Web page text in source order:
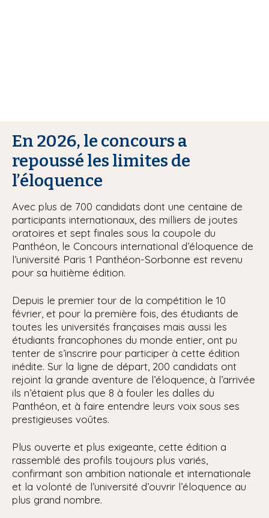
En 2026, le concours a
repoussé les limites de
l’éloquence
Avec plus de 700 candidats dont une centaine de
participants internationaux, des milliers de joutes
oratoires et sept finales sous la coupole du
Panthéon, le Concours international d’éloquence de
l’université Paris 1 Panthéon-Sorbonne est revenu
pour sa huitième édition.
Depuis le premier tour de la compétition le 10
février, et pour la première fois, des étudiants de
toutes les universités françaises mais aussi les
étudiants francophones du monde entier, ont pu
tenter de s’inscrire pour participer à cette édition
inédite. Sur la ligne de départ, 200 candidats ont
rejoint la grande aventure de l’éloquence, à l’arrivée
ils n’étaient plus que 8 à fouler les dalles du
Panthéon, et à faire entendre leurs voix sous ses
prestigieuses voûtes.
Plus ouverte et plus exigeante, cette édition a
rassemblé des profils toujours plus variés,
confirmant son ambition nationale et internationale
et la volonté de l’université d’ouvrir l’éloquence au
plus grand nombre.